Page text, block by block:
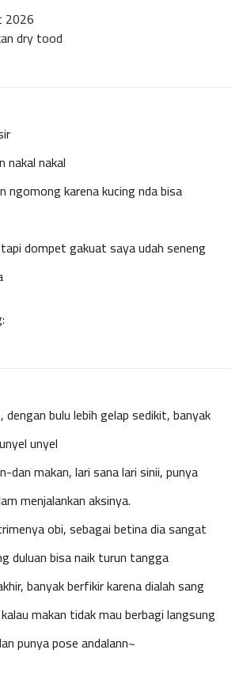
2026
dry tood
nakal nakal
ngomong karena kucing nda bisa
dompet gakuat saya udah seneng
dengan bulu lebih gelap sedikit, banyak
unyel
dan makan, lari sana lari sinii, punya
menjalankan aksinya.
obi, sebagai betina dia sangat
duluan bisa naik turun tangga
banyak berfikir karena dialah sang
makan tidak mau berbagi langsung
punya pose andalann~